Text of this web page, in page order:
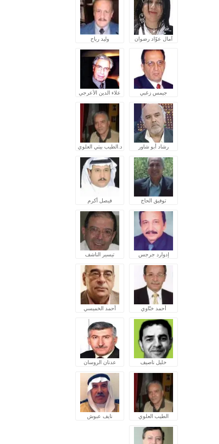
آمال عوّاد رضوان وليد رباح
جيمس زغبي علاء الدين الأعرجي
رشاد أبو شاور د.الطيب بيتي العلوي
توفيق الحاج فيصل أكرم
إدوارد جرجس تيسير الناشف
أحمد ختّاوي أحمد الخميسي
خليل ناصيف عدنان الروسان
الطيب العلوي نايف عبوش